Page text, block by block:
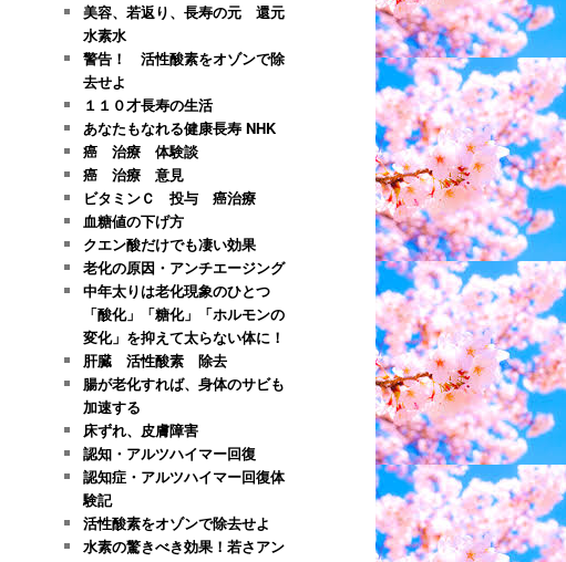
美容、若返り、長寿の元 還元
水素水
警告！ 活性酸素をオゾンで除
去せよ
１１０才長寿の生活
あなたもなれる健康長寿 NHK
癌 治療 体験談
癌 治療 意見
ビタミンＣ 投与 癌治療
血糖値の下げ方
クエン酸だけでも凄い効果
老化の原因・アンチエージング
中年太りは老化現象のひとつ
「酸化」「糖化」「ホルモンの
変化」を抑えて太らない体に！
肝臓 活性酸素 除去
腸が老化すれば、身体のサビも
加速する
床ずれ、皮膚障害
認知・アルツハイマー回復
認知症・アルツハイマー回復体
験記
活性酸素をオゾンで除去せよ
水素の驚きべき効果！若さアン